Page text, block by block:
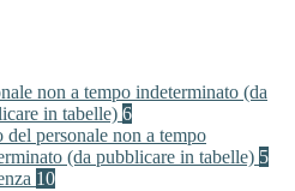
non a tempo indeterminato (da
in tabelle) 6
del personale non a tempo
(da pubblicare in tabelle) 5
10